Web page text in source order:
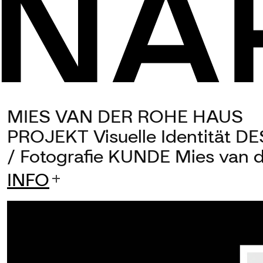
Seit 25 Jahren entwickelt
Marken, Kampagnen und
Denken. Digital und analog.
Marc Naroska ist
Berlin. Hier ist er
MIES VAN DER ROHE HAUS
PROJEKT Visuelle Identität
/ Fotografie KUNDE Mies van
INFO